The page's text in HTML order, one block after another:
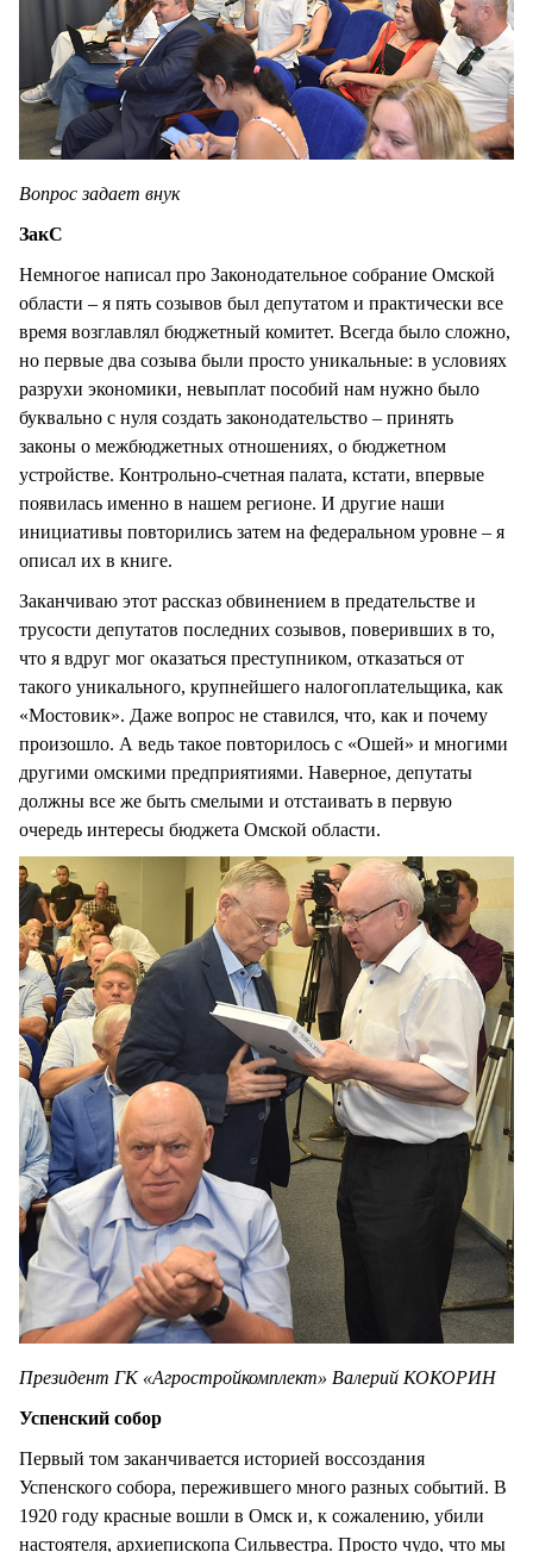
Вопрос задает внук
ЗакС
Немногое написал про Законодательное собрание Омской
области – я пять созывов был депутатом и практически все
время возглавлял бюджетный комитет. Всегда было сложно,
но первые два созыва были просто уникальные: в условиях
разрухи экономики, невыплат пособий нам нужно было
буквально с нуля создать законодательство – принять
законы о межбюджетных отношениях, о бюджетном
устройстве. Контрольно-счетная палата, кстати, впервые
появилась именно в нашем регионе. И другие наши
инициативы повторились затем на федеральном уровне – я
описал их в книге.
Заканчиваю этот рассказ обвинением в предательстве и
трусости депутатов последних созывов, поверивших в то,
что я вдруг мог оказаться преступником, отказаться от
такого уникального, крупнейшего налогоплательщика, как
«Мостовик». Даже вопрос не ставился, что, как и почему
произошло. А ведь такое повторилось с «Ошей» и многими
другими омскими предприятиями. Наверное, депутаты
должны все же быть смелыми и отстаивать в первую
очередь интересы бюджета Омской области.
Президент ГК «Агростройкомплект» Валерий КОКОРИН
Успенский собор
Первый том заканчивается историей воссоздания
Успенского собора, пережившего много разных событий. В
1920 году красные вошли в Омск и, к сожалению, убили
настоятеля, архиепископа Сильвестра. Просто чудо, что мы